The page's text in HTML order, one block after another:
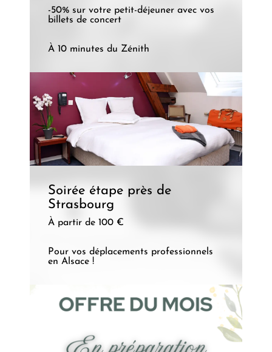
-50% sur votre petit-déjeuner avec vos
billets de concert
À 10 minutes du Zénith
Soirée étape près de
Strasbourg
À partir de 100 €
Pour vos déplacements professionnels
en Alsace !